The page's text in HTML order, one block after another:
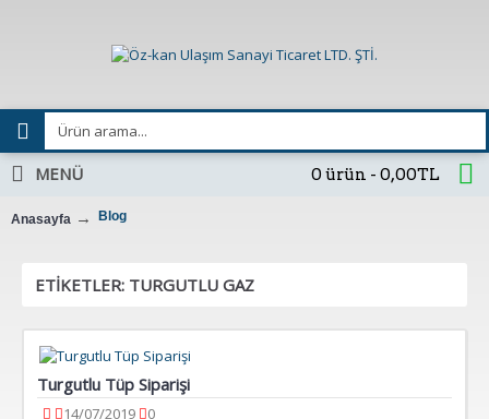
0 ürün - 0,00TL
MENÜ
Anasayfa Blog
ETIKETLER: TURGUTLU GAZ
Turgutlu Tüp Siparişi
14/07/2019 0